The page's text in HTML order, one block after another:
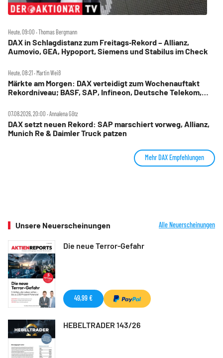
Heute, 09:00 ‧ Thomas Bergmann
DAX in Schlagdistanz zum Freitags‑Rekord – Allianz,
Aumovio, GEA, Hypoport, Siemens und Stabilus im Check
Heute, 08:21 ‧ Martin Weiß
Märkte am Morgen: DAX verteidigt zum Wochenauftakt
Rekordniveau; BASF, SAP, Infineon, Deutsche Telekom,
07.08.2026, 20:00 ‧ Annalena Götz
DAX setzt neuen Rekord: SAP marschiert vorweg, Allianz,
Munich Re & Daimler Truck patzen
Mehr DAX Empfehlungen
Unsere Neuerscheinungen Alle Neuerscheinungen
Die neue Terror-Gefahr
49,99 €
HEBELTRADER 143/26